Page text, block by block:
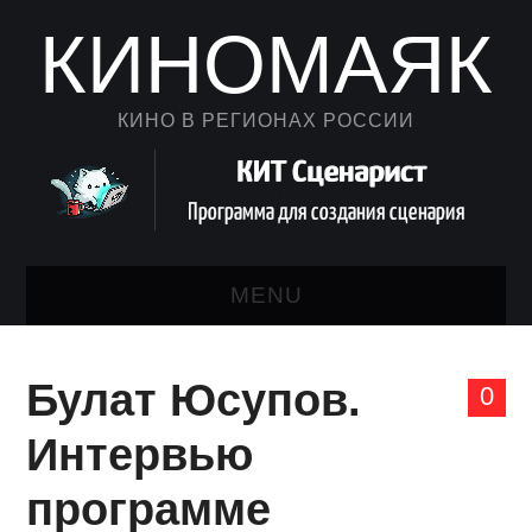
КИНОМАЯК
КИНО В РЕГИОНАХ РОССИИ
MENU
КАЛЕНДАРЬ
АВТОРСКИЙ ЛИСТ
0
Булат Юсупов.
Интервью
программе